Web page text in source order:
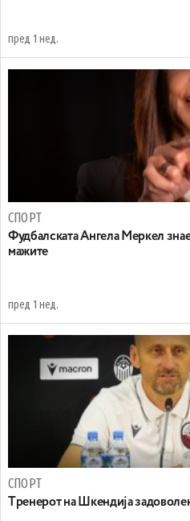
пред 1 нед.
СПОРТ
Фудбалската Ангела Меркел
мажите
пред 1 нед.
СПОРТ
Tренерот на Шкендија